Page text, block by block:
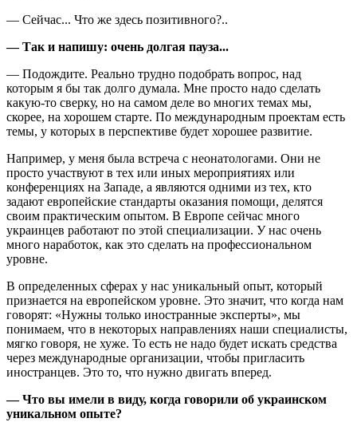
— Сейчас... Что же здесь позитивного?..
— Так и напишу: очень долгая пауза...
— Подождите. Реально трудно подобрать вопрос, над
которым я бы так долго думала. Мне просто надо сделать
какую-то сверку, но на самом деле во многих темах мы,
скорее, на хорошем старте. По международным проектам есть
темы, у которых в перспективе будет хорошее развитие.
Например, у меня была встреча с неонатологами. Они не
просто участвуют в тех или иных мероприятиях или
конференциях на Западе, а являются одними из тех, кто
задают европейские стандарты оказания помощи, делятся
своим практическим опытом. В Европе сейчас много
украинцев работают по этой специализации. У нас очень
много наработок, как это сделать на профессиональном
уровне.
В определенных сферах у нас уникальный опыт, который
признается на европейском уровне. Это значит, что когда нам
говорят: «Нужны только иностранные эксперты», мы
понимаем, что в некоторых направлениях наши специалисты,
мягко говоря, не хуже. То есть не надо будет искать средства
через международные организации, чтобы пригласить
иностранцев. Это то, что нужно двигать вперед.
— Что вы имели в виду, когда говорили об украинском
уникальном опыте?